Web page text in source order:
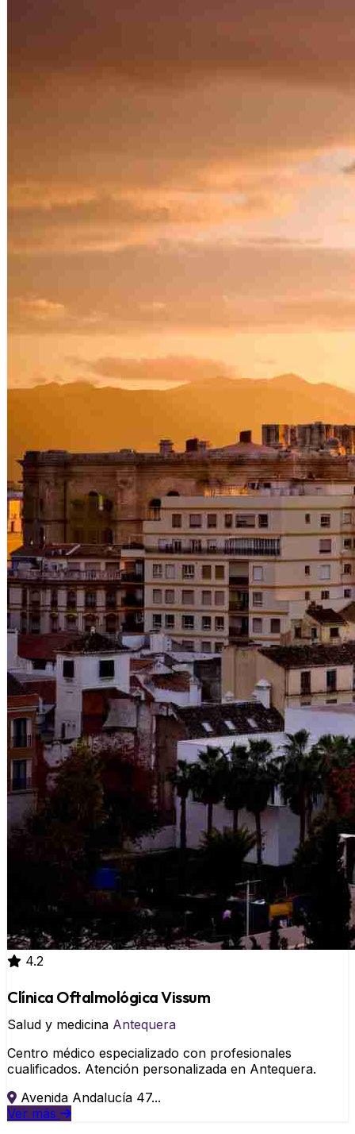
4.2
Clínica Oftalmológica Vissum
Salud y medicina Antequera
Centro médico especializado con profesionales
cualificados. Atención personalizada en Antequera.
Avenida Andalucía 47...
Ver más